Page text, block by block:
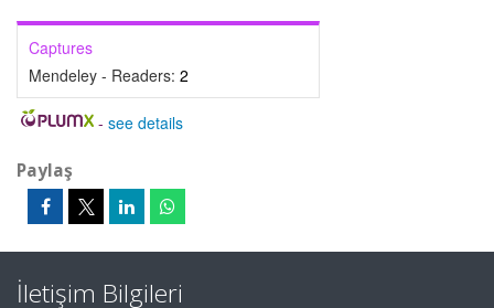
Captures
Mendeley - Readers: 2
- see details
Paylaş
İletişim Bilgileri